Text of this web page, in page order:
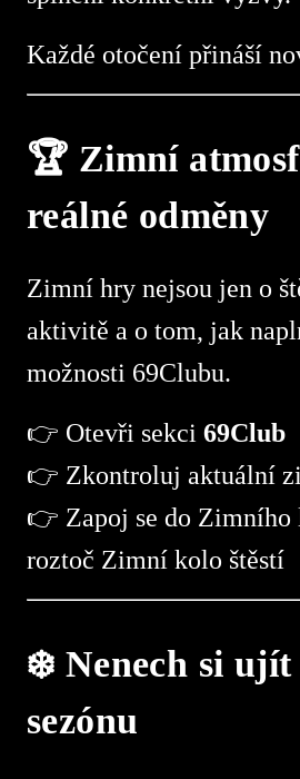
Každé otočení přináší
🏆 Zimní
reálné odměny
Zimní hry nejsou jen o
aktivitě a o tom, jak
možnosti 69Clubu.
👉 Otevři sekci 69Club
👉 Zkontroluj aktuální
👉 Zapoj se do Zimního
roztoč Zimní kolo štěstí
❄️ Nenech si
sezónu